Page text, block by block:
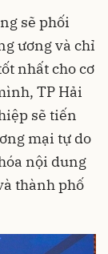
sẽ phối
ương và chỉ
nhất cho cơ
TP Hải
sẽ tiến
mại tự do
nội dung
thành phố